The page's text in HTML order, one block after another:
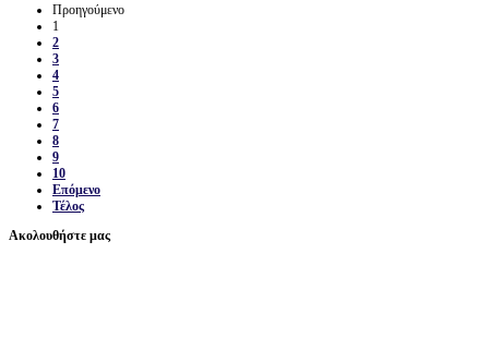
Προηγούμενο
1
2
3
4
5
6
7
8
9
10
Επόμενο
Τέλος
Ακολουθήστε μας